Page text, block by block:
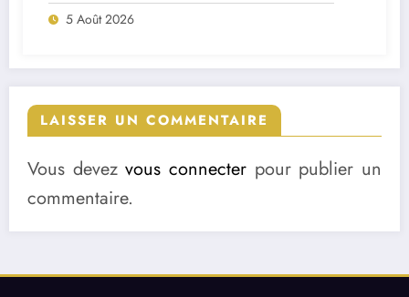
5 Août 2026
LAISSER UN COMMENTAIRE
Vous devezvous connecter pour publier un
commentaire.